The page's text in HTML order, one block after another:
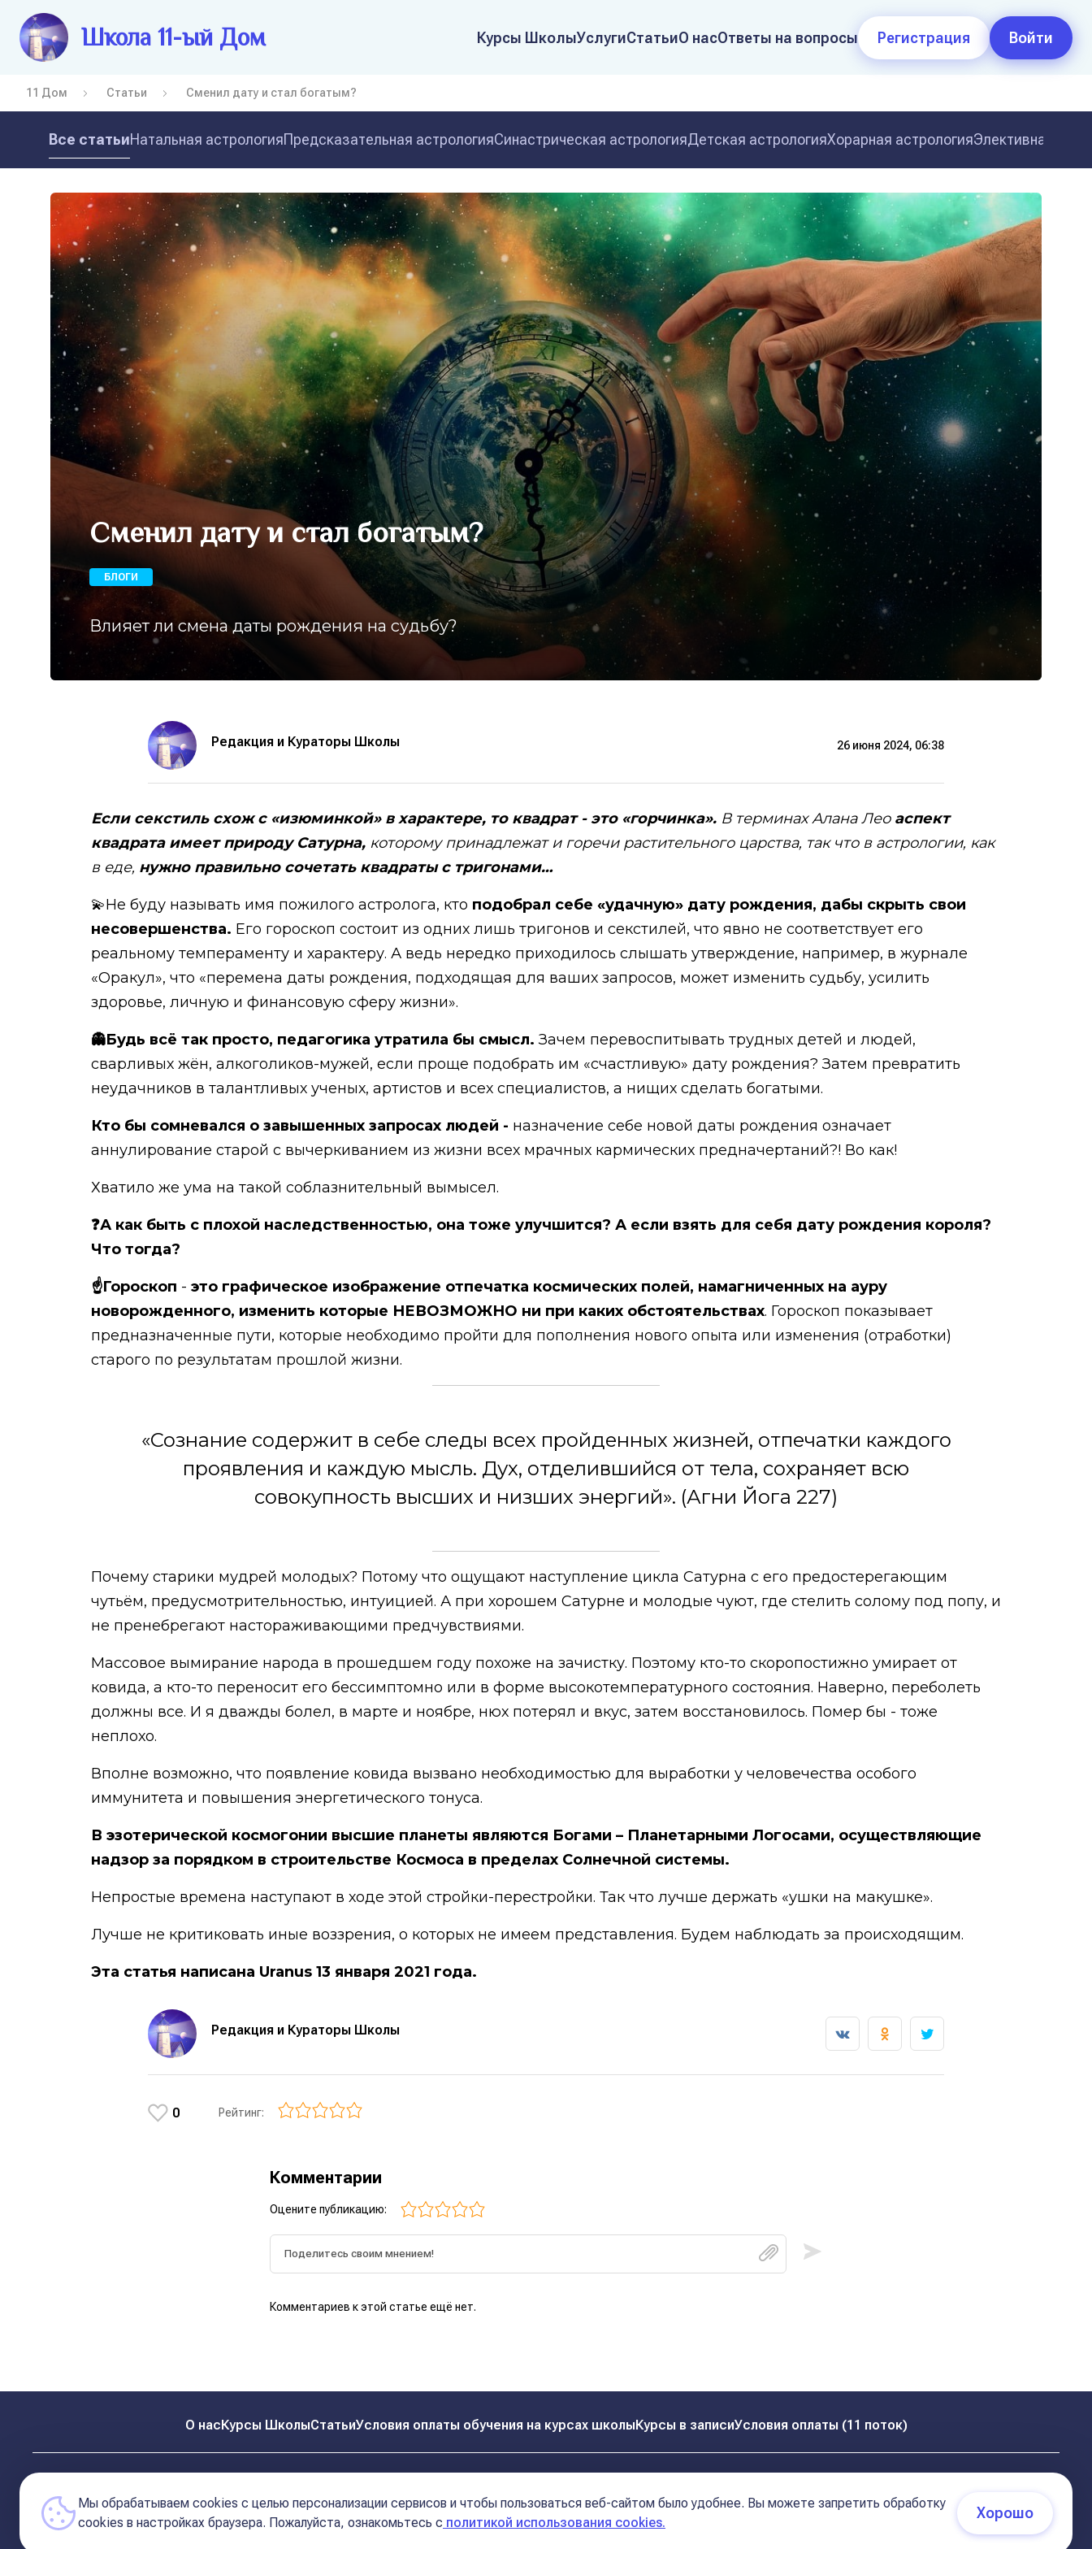
Школа 11-ый Дом Курсы ШколыУслугиСтатьиО насОтветы на вопросы Регистрация Войти
11 Дом Статьи Сменил дату и стал богатым?
Все статьиНатальная астрологияПредсказательная астрологияСинастрическая астрологияДетская астрологияХорарная астрологияЭлективная
Сменил дату и стал богатым?
БЛОГИ
Влияет ли смена даты рождения на судьбу?
Редакция и Кураторы Школы 26 июня 2024, 06:38
Если секстиль схож с «изюминкой» в характере, то квадрат - это «горчинка». В терминах Алана Леоаспект
квадрата имеет природу Сатурна, которому принадлежат и горечи растительного царства, так что в астрологии, как
в еде, нужно правильно сочетать квадраты с тригонами…
💫Не буду называть имя пожилого астролога, кто подобрал себе «удачную» дату рождения, дабы скрыть свои
несовершенства. Его гороскоп состоит из одних лишь тригонов и секстилей, что явно не соответствует его
реальному темпераменту и характеру. А ведь нередко приходилось слышать утверждение, например, в журнале
«Оракул», что «перемена даты рождения, подходящая для ваших запросов, может изменить судьбу, усилить
здоровье, личную и финансовую сферу жизни».
👻Будь всё так просто, педагогика утратила бы смысл. Зачем перевоспитывать трудных детей и людей,
сварливых жён, алкоголиков-мужей, если проще подобрать им «счастливую» дату рождения? Затем превратить
неудачников в талантливых ученых, артистов и всех специалистов, а нищих сделать богатыми.
Кто бы сомневался о завышенных запросах людей - назначение себе новой даты рождения означает
аннулирование старой с вычеркиванием из жизни всех мрачных кармических предначертаний?! Во как!
Хватило же ума на такой соблазнительный вымысел.
❓А как быть с плохой наследственностью, она тоже улучшится? А если взять для себя дату рождения короля?
Что тогда?
☝Гороскоп - это графическое изображение отпечатка космических полей, намагниченных на ауру
новорожденного, изменить которые НЕВОЗМОЖНО ни при каких обстоятельствах. Гороскоп показывает
предназначенные пути, которые необходимо пройти для пополнения нового опыта или изменения (отработки)
старого по результатам прошлой жизни.
«Сознание содержит в себе следы всех пройденных жизней, отпечатки каждого
проявления и каждую мысль. Дух, отделившийся от тела, сохраняет всю
совокупность высших и низших энергий». (Агни Йога 227)
Почему старики мудрей молодых? Потому что ощущают наступление цикла Сатурна с его предостерегающим
чутьём, предусмотрительностью, интуицией. А при хорошем Сатурне и молодые чуют, где стелить солому под попу, и
не пренебрегают настораживающими предчувствиями.
Массовое вымирание народа в прошедшем году похоже на зачистку. Поэтому кто-то скоропостижно умирает от
ковида, а кто-то переносит его бессимптомно или в форме высокотемпературного состояния. Наверно, переболеть
должны все. И я дважды болел, в марте и ноябре, нюх потерял и вкус, затем восстановилось. Помер бы - тоже
неплохо.
Вполне возможно, что появление ковида вызвано необходимостью для выработки у человечества особого
иммунитета и повышения энергетического тонуса.
В эзотерической космогонии высшие планеты являются Богами – Планетарными Логосами, осуществляющие
надзор за порядком в строительстве Космоса в пределах Солнечной системы.
Непростые времена наступают в ходе этой стройки-перестройки. Так что лучше держать «ушки на макушке».
Лучше не критиковать иные воззрения, о которых не имеем представления. Будем наблюдать за происходящим.
Эта статья написана Uranus 13 января 2021 года.
Редакция и Кураторы Школы
0 Рейтинг:
Комментарии
Оцените публикацию:
Комментариев к этой статье ещё нет.
О насКурсы ШколыСтатьиУсловия оплаты обучения на курсах школыКурсы в записиУсловия оплаты (11 поток)
Политика конфиденциальности Договор оферта (соглашение)
11-ый Дом© 2026 Школа Астрологии
Мы обрабатываем cookies с целью персонализации сервисов и чтобы пользоваться веб-сайтом было удобнее. Вы можете запретить обработку
сookies в настройках браузера. Пожалуйста, ознакомьтесь с политикой использования cookies.
Хорошо